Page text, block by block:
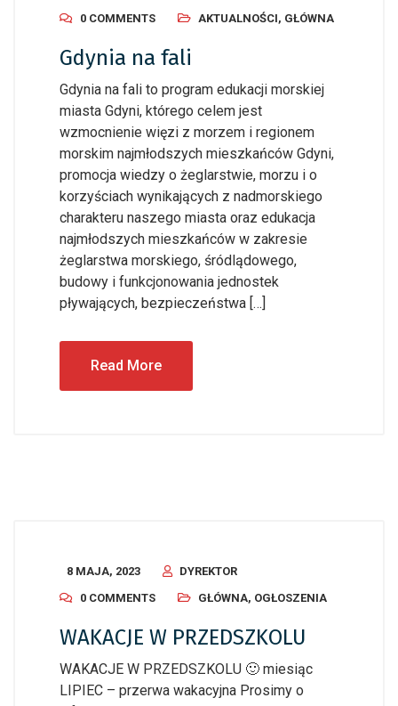
0 COMMENTS
AKTUALNOŚCI, GŁÓWNA
Gdynia na fali
Gdynia na fali to program edukacji morskiej
miasta Gdyni, którego celem jest
wzmocnienie więzi z morzem i regionem
morskim najmłodszych mieszkańców Gdyni,
promocja wiedzy o żeglarstwie, morzu i o
korzyściach wynikających z nadmorskiego
charakteru naszego miasta oraz edukacja
najmłodszych mieszkańców w zakresie
żeglarstwa morskiego, śródlądowego,
budowy i funkcjonowania jednostek
pływających, bezpieczeństwa […]
Read More
8 MAJA, 2023
DYREKTOR
0 COMMENTS
GŁÓWNA, OGŁOSZENIA
WAKACJE W PRZEDSZKOLU
WAKACJE W PRZEDSZKOLU 🙂 miesiąc
LIPIEC – przerwa wakacyjna Prosimy o